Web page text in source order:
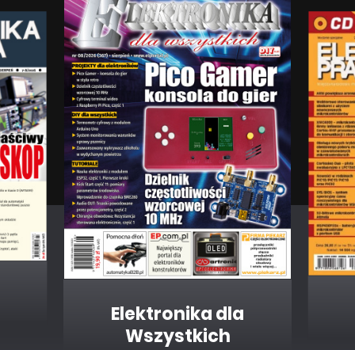
Elektronika dla
Wszystkich